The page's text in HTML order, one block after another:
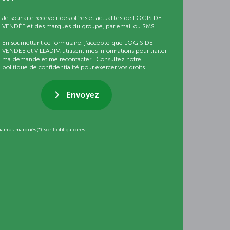
Je souhaite recevoir des offres et actualités de LOGIS DE
VENDÉE et des marques du groupe, par email ou SMS
En soumettant ce formulaire, j’accepte que LOGIS DE
VENDÉE et VILLADIM utilisent mes informations pour traiter
ma demande et me recontacter.. Consultez notre
politique de confidentialité pour exercer vos droits.
Envoyez
marqués(*) sont obligatoires.